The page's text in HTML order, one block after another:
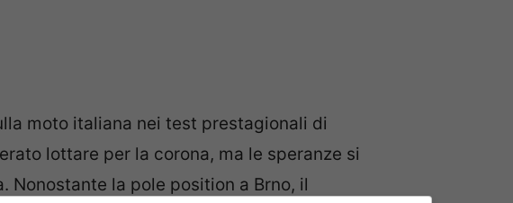
moto italiana nei test prestagionali di
lottare per la corona, ma le speranze si
Nonostante la pole position a Brno, il